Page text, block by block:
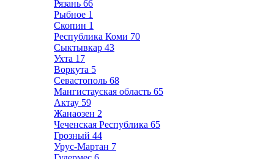
Рязань 66
Рыбное 1
Скопин 1
Республика Коми 70
Сыктывкар 43
Ухта 17
Воркута 5
Севастополь 68
Мангистауская область 65
Актау 59
Жанаозен 2
Чеченская Республика 65
Грозный 44
Урус-Мартан 7